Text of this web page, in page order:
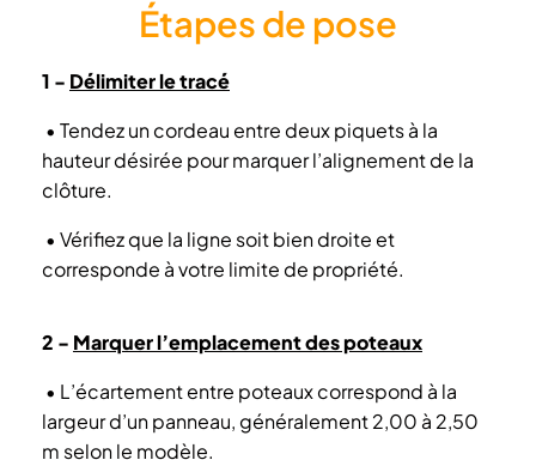
Étapes de pose
1 - Délimiter le tracé
• Tendez un cordeau entre deux piquets à la
hauteur désirée pour marquer l’alignement de la
clôture.
• Vérifiez que la ligne soit bien droite et
corresponde à votre limite de propriété.
2 - Marquer l’emplacement des poteaux
• L’écartement entre poteaux correspond à la
largeur d’un panneau, généralement 2,00 à 2,50
m selon le modèle.